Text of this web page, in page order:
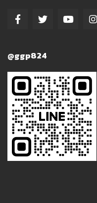
@ggp824